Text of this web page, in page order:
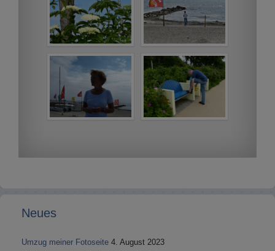
Neues
Umzug meiner Fotoseite 4. August 2023